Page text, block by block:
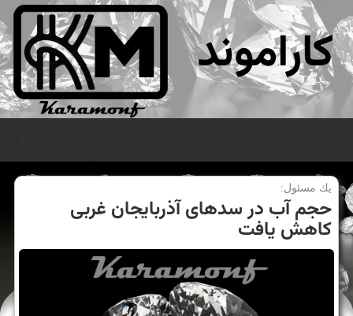
کاراموند
یك مسئول:
حجم آب در سدهای آذربایجان غربی
کاهش یافت